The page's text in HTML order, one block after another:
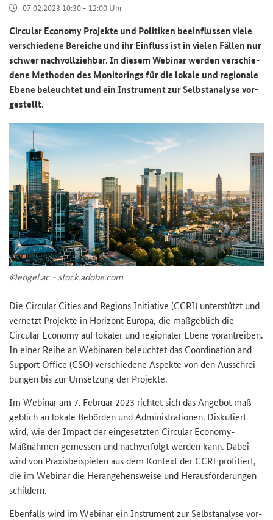
07.02.2023 10:30 - 12:00 Uhr
Circular EconomyPro­jek­te und Po­li­ti­ken be­ein­flus­sen viele
ver­schie­de­ne Be­rei­che und ihr Ein­fluss ist in vie­len Fäl­len nur
schwer nach­voll­zieh­bar. In die­sem We­bi­nar wer­den ver­schie­
de­ne Me­tho­den des Monitoringsfür die lo­ka­le und re­gio­na­le
Ebene be­leuch­tet und ein In­stru­ment zur Selbst­ana­ly­se vor­
ge­stellt.
©engel.ac - stock.adobe.com
Die Circular Cities and Regions Initiative (CCRI) un­ter­stützt und
ver­netzt Pro­jek­te in Ho­ri­zont Eu­ro­pa, die maß­geb­lich die
Circular Economyauf lo­ka­ler und re­gio­na­ler Ebene vor­an­trei­ben.
In einer Reihe an We­bi­na­ren be­leuch­tet das Coordination and
Support Office (CSO) ver­schie­de­ne Aspek­te von den Aus­schrei­
bun­gen bis zur Um­set­zung der Pro­jek­te.
Im We­bi­nar am 7. Fe­bru­ar 2023 rich­tet sich das An­ge­bot maß­
geb­lich an lo­ka­le Be­hör­den und Ad­mi­nis­tra­tio­nen. Dis­ku­tiert
wird, wie derImpactder ein­ge­setz­ten Circular Economy-​
Maßnahmen ge­mes­sen und nach­ver­folgt wer­den kann. Dabei
wird von Pra­xis­bei­spie­len aus dem Kon­text der CCRI pro­fi­tiert,
die im We­bi­nar die Her­an­ge­hens­wei­se und Her­aus­for­de­run­gen
schil­dern.
Eben­falls wird im We­bi­nar ein In­stru­ment zur Selbst­ana­ly­se vor­